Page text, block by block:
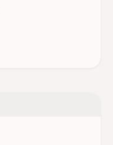
условия на